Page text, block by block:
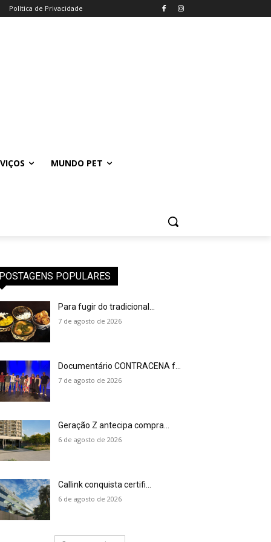
Política de Privacidade
MUNDO PET
POSTAGENS POPULARES
Para fugir do tradicional...
7 de agosto de 2026
Documentário CONTRACENA f...
7 de agosto de 2026
Geração Z antecipa compra...
6 de agosto de 2026
Callink conquista certifi...
6 de agosto de 2026